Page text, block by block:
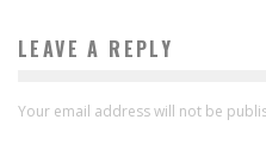
LEAVE A REPLY
Your email address will not be